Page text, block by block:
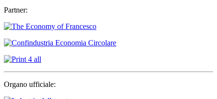
Partner:
Organo ufficiale: